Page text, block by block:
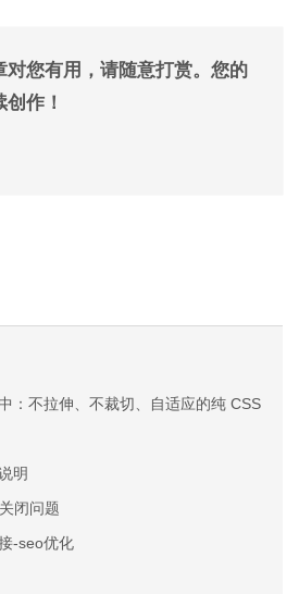
对您有用，请随意打赏。您的
作！
：不拉伸、不裁切、自适应的纯 CSS 方案
明
闭问题
-seo优化